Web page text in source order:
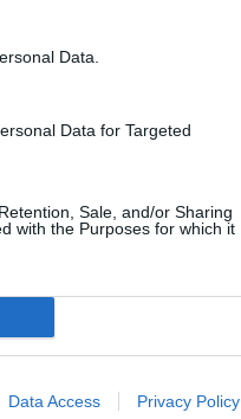
Data.
Data for Targeted
Sale, and/or Sharing
with the Purposes for which it
Data Access Privacy Policy
Alex (FOTO LAJM)